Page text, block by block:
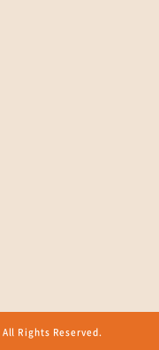
All Rights Reserved.